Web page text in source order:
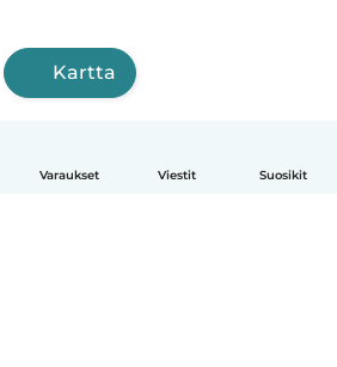
Varaukset Viestit Suosikit
Kartta